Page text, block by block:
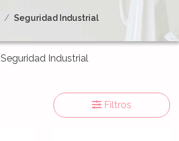
Seguridad Industrial
Seguridad Industrial
Filtros